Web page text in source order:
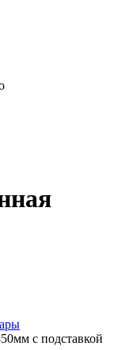
с подставкой